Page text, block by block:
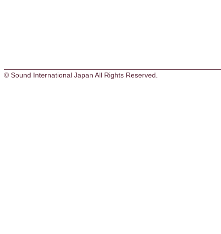
© Sound International Japan All Rights Reserved.